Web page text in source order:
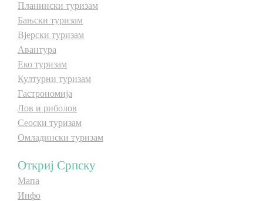
Мултимедија
Фото
Видео
E-Brochure
Откриј Српску
Планински туризам
Бањски туризам
Вјерски туризам
Авантура
Еко туризам
Културни туризам
Гастрономија
Лов и риболов
Сеоски туризам
Омладински туризам
Откриј Српску
Мапа
Инфо